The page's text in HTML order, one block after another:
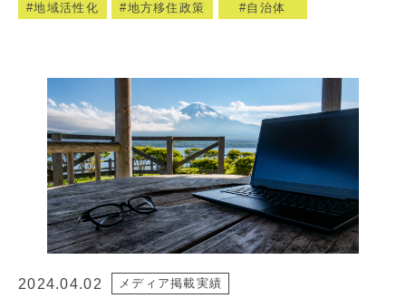
地域活性化 地方移住政策 自治体
2024.04.02 メディア掲載実績